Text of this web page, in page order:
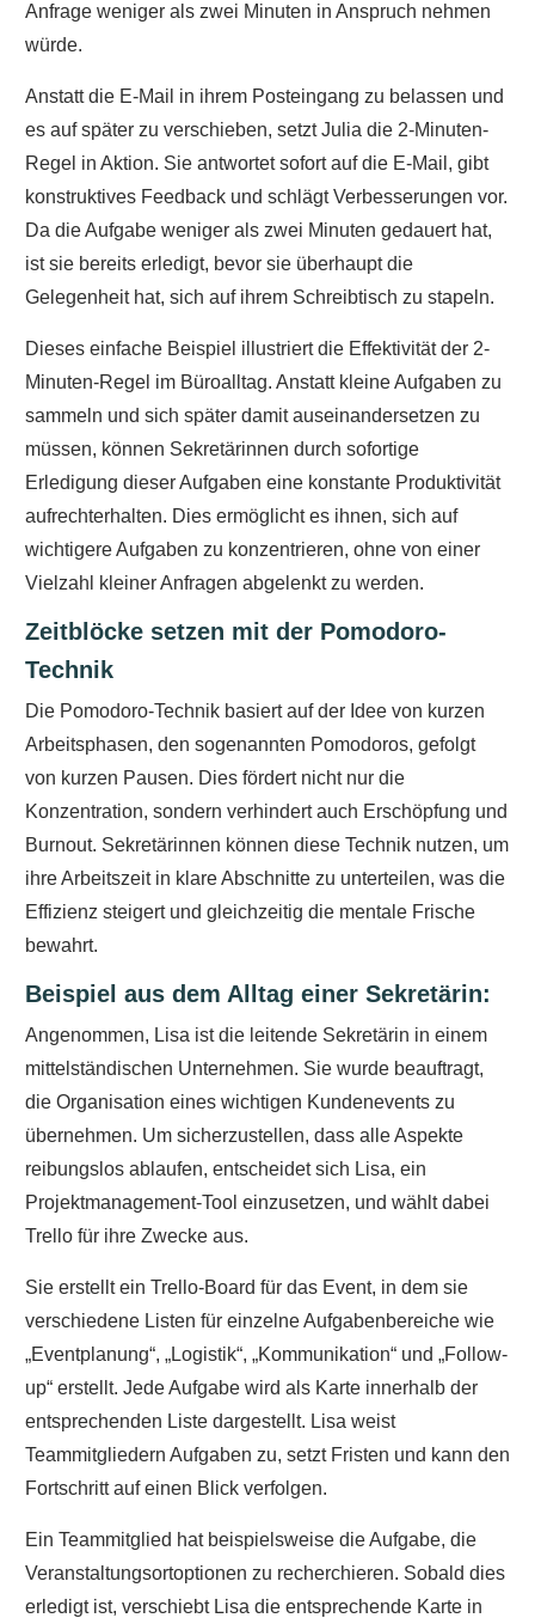
Anfrage weniger als zwei Minuten in Anspruch nehmen
würde.
Anstatt die E-Mail in ihrem Posteingang zu belassen und
es auf später zu verschieben, setzt Julia die 2-Minuten-
Regel in Aktion. Sie antwortet sofort auf die E-Mail, gibt
konstruktives Feedback und schlägt Verbesserungen vor.
Da die Aufgabe weniger als zwei Minuten gedauert hat,
ist sie bereits erledigt, bevor sie überhaupt die
Gelegenheit hat, sich auf ihrem Schreibtisch zu stapeln.
Dieses einfache Beispiel illustriert die Effektivität der 2-
Minuten-Regel im Büroalltag. Anstatt kleine Aufgaben zu
sammeln und sich später damit auseinandersetzen zu
müssen, können Sekretärinnen durch sofortige
Erledigung dieser Aufgaben eine konstante Produktivität
aufrechterhalten. Dies ermöglicht es ihnen, sich auf
wichtigere Aufgaben zu konzentrieren, ohne von einer
Vielzahl kleiner Anfragen abgelenkt zu werden.
Zeitblöcke setzen mit der Pomodoro-
Technik
Die Pomodoro-Technik basiert auf der Idee von kurzen
Arbeitsphasen, den sogenannten Pomodoros, gefolgt
von kurzen Pausen. Dies fördert nicht nur die
Konzentration, sondern verhindert auch Erschöpfung und
Burnout. Sekretärinnen können diese Technik nutzen, um
ihre Arbeitszeit in klare Abschnitte zu unterteilen, was die
Effizienz steigert und gleichzeitig die mentale Frische
bewahrt.
Beispiel aus dem Alltag einer Sekretärin:
Angenommen, Lisa ist die leitende Sekretärin in einem
mittelständischen Unternehmen. Sie wurde beauftragt,
die Organisation eines wichtigen Kundenevents zu
übernehmen. Um sicherzustellen, dass alle Aspekte
reibungslos ablaufen, entscheidet sich Lisa, ein
Projektmanagement-Tool einzusetzen, und wählt dabei
Trello für ihre Zwecke aus.
Sie erstellt ein Trello-Board für das Event, in dem sie
verschiedene Listen für einzelne Aufgabenbereiche wie
„Eventplanung“, „Logistik“, „Kommunikation“ und „Follow-
up“ erstellt. Jede Aufgabe wird als Karte innerhalb der
entsprechenden Liste dargestellt. Lisa weist
Teammitgliedern Aufgaben zu, setzt Fristen und kann den
Fortschritt auf einen Blick verfolgen.
Ein Teammitglied hat beispielsweise die Aufgabe, die
Veranstaltungsortoptionen zu recherchieren. Sobald dies
erledigt ist, verschiebt Lisa die entsprechende Karte in